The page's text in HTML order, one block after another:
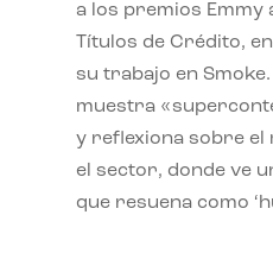
a los premios Emmy
Títulos de Crédito,
su trabajo en
muestra
y reflexiona sobre el
el sector, donde ve
que resuena como